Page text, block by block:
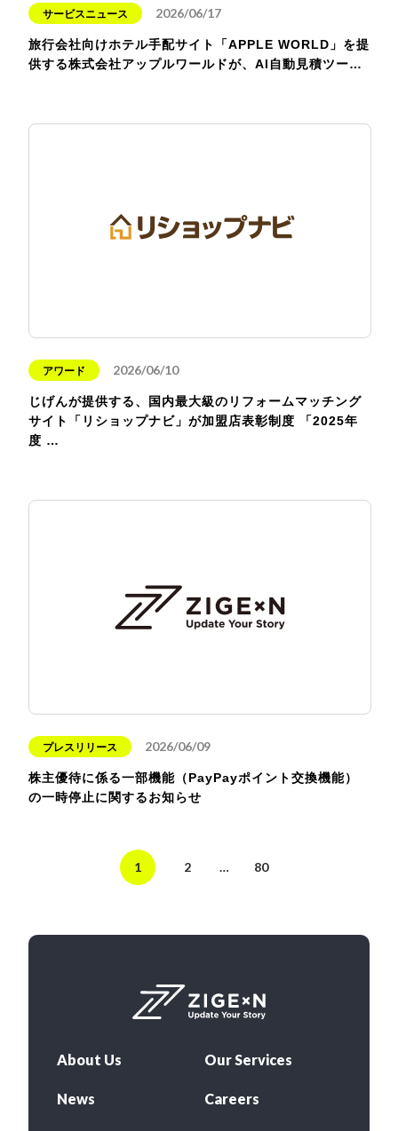
サービスニュース 2026/06/17
旅行会社向けホテル手配サイト「APPLE WORLD」を提
供する株式会社アップルワールドが、AI自動見積ツー…
アワード 2026/06/10
じげんが提供する、国内最大級のリフォームマッチング
サイト「リショップナビ」が加盟店表彰制度 「2025年
度 …
プレスリリース 2026/06/09
株主優待に係る一部機能（PayPayポイント交換機能）
の一時停止に関するお知らせ
1 2 … 80
About Us Our Services
News Careers